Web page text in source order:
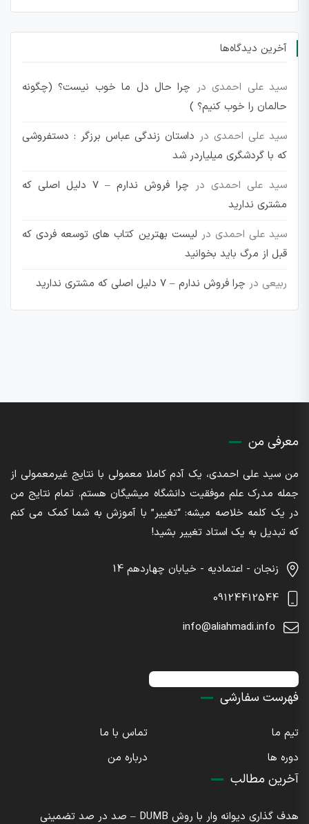
آخرین دیدگاه‌ها
سید علی احمدی در چرا حال دل ما خوب نیست؟ (چگونه
حالمان را خوب کنیم؟ )
سید علی احمدی در داستان زندگی عباس برزگر : دستفروشی
که با گردشگری میلیاردر شد
سید علی احمدی در
چرا فروش ندارم – 7 دلیل اصلی که
مشتری ندارید
سید علی احمدی در لیست بهترین کتاب های توسعه فردی که
قبل از مرگ باید بخوانید
ربیعی در چرا فروش ندارم – 7 دلیل اصلی که مشتری ندارید
معرفی من
من سید علی احمدی، یک آدم کاملا معمولی با نتایج غیرمعمولی از
جمله مدرک علم موفقیت دانشگاه میشیگان هستم. تمام نتایج من
در یک کلمه خلاصه میشه: “تغییر” با آموزش به شما کمک می کنم
که تبدیل به یک استاد تغییر بشید!
زنجان - اعتمادیه - خیابان چهاردهم 14
09124412544
info@aliahmadi.info
فهرست سفارشی
تیم ما
تماس با ما
دوره ها
درباره من
آخرین مطالب
هدف گذاری دیوانه وار با روش DUMB – صد در صد تضمینی